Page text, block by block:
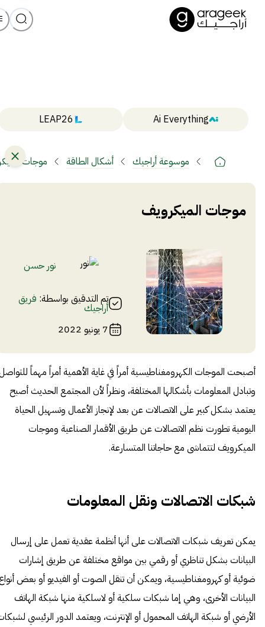
Ai Everything
LEAP26
موسوعة أراجيك أشكال الطاقة موجات
موجات الميكرويف
نور حسن
تم التدقيق بواسطة: فريق
أراجيك
7 يونيو 2022
أصبحت الموجات الكهرومغناطيسية أمراً في غاية الأهمية أمراً مهماً
وتبادل المعلومات بأشكالها المختلفة، ونظراً لأن المجتمع الحديث أصبح
يعتمد بشكل كبير على الاتصالات عن بعد لإنجاز الأعمال وتسهيل الحياة
اليومية تطورت نظم الاتصالات عن طريق الأقمار الصناعية وموجات
الميكرويف لتتماشى مع حاجاتنا المتسارعة.
شبكات الاتصالات ونقل المعلومات
يمكن تعريف شبكات الاتصالات على أنها أنظمة عقدية تعمل على إرسال
البيانات بشكل تناظري أو رقمي بين مواقع مختلفة عن طريق إشارات
ضوئية أو كهرومغناطيسية، ويمكن أن تنقل الصوت أو الفيديو أو بعض
البيانات الأخرى، وهي إما شبكات سلكية أو لاسلكية منها شبكة الهاتف
الأرضي أو شبكة الهاتف المحمول أو الإنترنت، ويعتمد الدور الرئيسي